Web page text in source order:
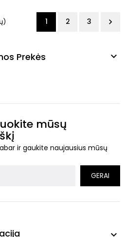
1 2 3 
Prekės 
mūsų
ir gaukite naujausius mūsų